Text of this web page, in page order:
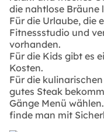
die nahtlose Bräune
Für die Urlaube, die
Fitnessstudio und
vorhanden.
Für die Kids gibt es
Kosten.
Für die
gutes Steak
Gänge Menü
finde man mit